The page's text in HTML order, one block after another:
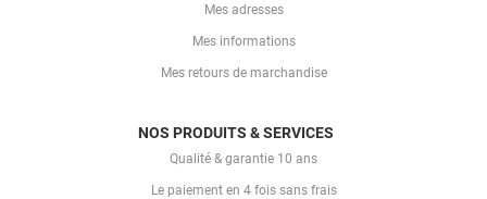
Mes adresses
Mes informations
Mes retours de marchandise
NOS PRODUITS & SERVICES
Qualité & garantie 10 ans
Le paiement en 4 fois sans frais